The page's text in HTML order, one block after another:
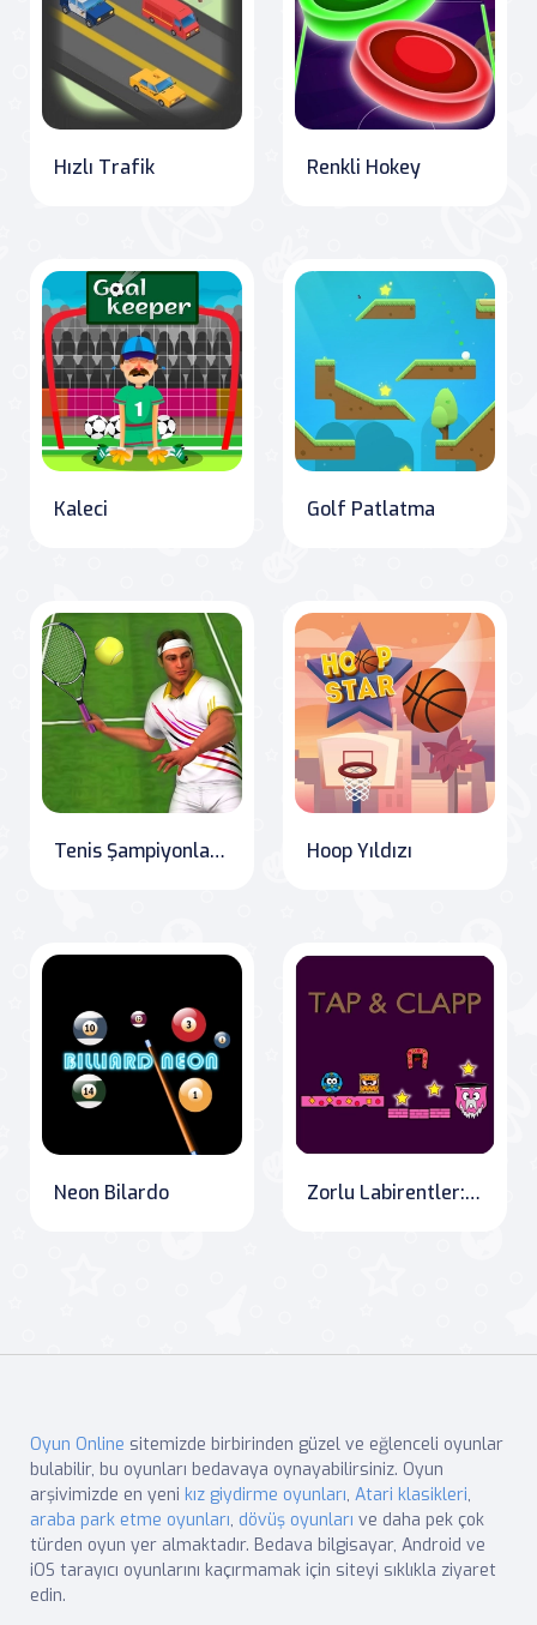
Hızlı Trafik Renkli Hokey
Kaleci Golf Patlatma
Tenis Şampiyonları 2020 Hoop Yıldızı
Neon Bilardo Zorlu Labirentler: Fiziksel Bulmacalar
Oyun Online sitemizde birbirinden güzel ve eğlenceli oyunlar
bulabilir, bu oyunları bedavaya oynayabilirsiniz. Oyun
arşivimizde en yeni kız giydirme oyunları, Atari klasikleri,
araba park etme oyunları, dövüş oyunları ve daha pek çok
türden oyun yer almaktadır. Bedava bilgisayar, Android ve
iOS tarayıcı oyunlarını kaçırmamak için siteyi sıklıkla ziyaret
edin.